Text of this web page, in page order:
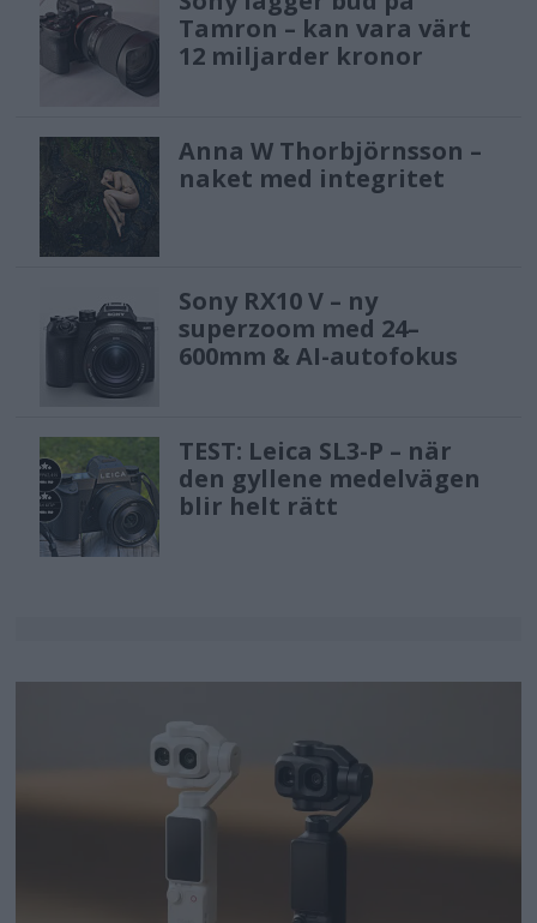
Tamron – kan vara värt
12 miljarder kronor
Anna W Thorbjörnsson –
naket med integritet
Sony RX10 V – ny
superzoom med 24–
600mm & AI-autofokus
TEST: Leica SL3-P – när
den gyllene medelvägen
blir helt rätt